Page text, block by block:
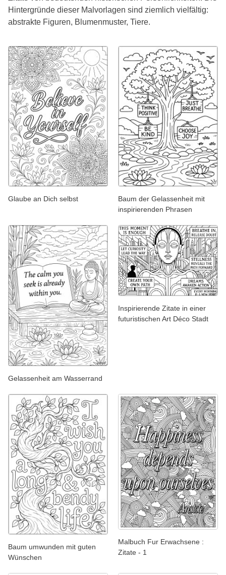
Hintergründe dieser Malvorlagen sind ziemlich vielfältig:
abstrakte Figuren, Blumenmuster, Tiere.
Glaube an Dich selbst
Baum der Gelassenheit mit
inspirierenden Phrasen
Gelassenheit am Wasserrand
Inspirierende Zitate in einer
futuristischen Art Déco Stadt
Baum umwunden mit guten
Wünschen
Malbuch Fur Erwachsene :
Zitate - 1